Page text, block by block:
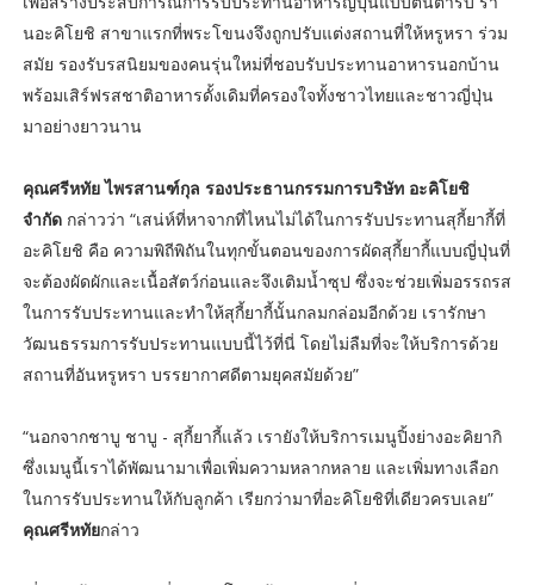
นอะคิโยชิ สาขาแรกที่พระโขนงจึงถูกปรับแต่งสถานที่ให้หรูหรา ร่วม
สมัย รองรับรสนิยมของคนรุ่นใหม่ที่ชอบรับประทานอาหารนอกบ้าน
พร้อมเสิร์ฟรสชาติอาหารดั้งเดิมที่ครองใจทั้งชาวไทยและชาวญี่ปุ่น
มาอย่างยาวนาน
คุณศรีหทัย ไพรสานฑ์กุล รองประธานกรรมการบริษัท อะคิโยชิ
จำกัด กล่าวว่า “เสน่ห์ที่หาจากที่ไหนไม่ได้ในการรับประทานสุกี้ยากี้ที่
อะคิโยชิ คือ ความพิถีพิถันในทุกขั้นตอนของการผัดสุกี้ยากี้แบบญี่ปุ่นที่
จะต้องผัดผักและเนื้อสัตว์ก่อนและจึงเติมน้ำซุป ซึ่งจะช่วยเพิ่มอรรถรส
ในการรับประทานและทำให้สุกี้ยากี้นั้นกลมกล่อมอีกด้วย เรารักษา
วัฒนธรรมการรับประทานแบบนี้ไว้ที่นี่ โดยไม่ลืมที่จะให้บริการด้วย
สถานที่อันหรูหรา บรรยากาศดีตามยุคสมัยด้วย”
“นอกจากชาบู ชาบู - สุกี้ยากี้แล้ว เรายังให้บริการเมนูปิ้งย่างอะคิยากิ
ซึ่งเมนูนี้เราได้พัฒนามาเพื่อเพิ่มความหลากหลาย และเพิ่มทางเลือก
ในการรับประทานให้กับลูกค้า เรียกว่ามาที่อะคิโยชิที่เดียวครบเลย”
คุณศรีหทัยกล่าว